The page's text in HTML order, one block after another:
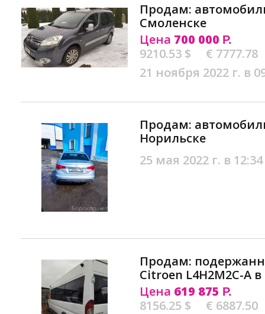
Продам:
Смоленске
Цена 700 000 Р.
9210.53 $
€ 7777.78
21 ноября 2022 г. в
Продам:
Норильске
25 мая 2022 г. в 12:34
Продам:
Citroen L4H2M2C-A
Цена 619 875 Р.
8156.25 $
€ 6887.50